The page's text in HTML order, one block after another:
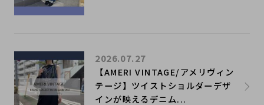
【AMERI VINTAGE/アメリヴィン
テージ】ツイストショルダーデザ
インが映えるデニム...
2026.07.27